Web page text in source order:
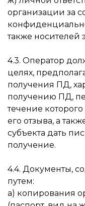
организации за
также
4.3. Оператор
целях,
получения ПД,
получению ПД,
течение
его отзыва, а
субъекта дать
получение.
4.4. Документы,
путем:
а) копирования